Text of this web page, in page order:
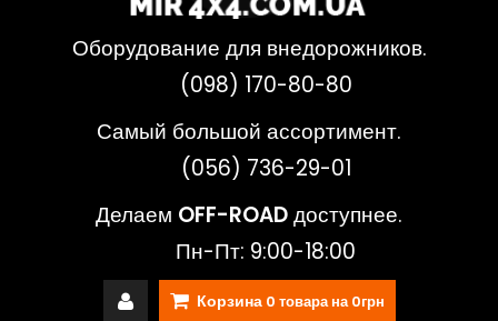
Оборудование для внедорожников.
(098) 170-80-80
Самый большой ассортимент.
(056) 736-29-01
Делаем OFF-ROADдоступнее.
Пн-Пт: 9:00-18:00
Корзина 0 товара на 0грн